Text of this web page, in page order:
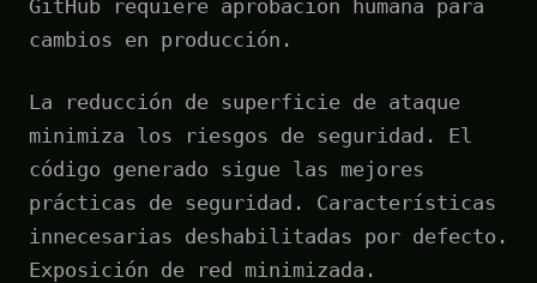
GitHub requiere aprobación humana para
cambios en producción.
La reducción de superficie de ataque
minimiza los riesgos de seguridad. El
código generado sigue las mejores
prácticas de seguridad. Características
innecesarias deshabilitadas por defecto.
Exposición de red minimizada.